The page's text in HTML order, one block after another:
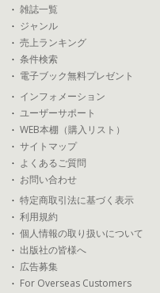
雑誌一覧
ジャンル
売上ランキング
条件検索
電子ブック無料プレゼント
インフォメーション
ユーザーサポート
WEB本棚（購入リスト）
サイトマップ
よくあるご質問
お問い合わせ
特定商取引法に基づく表示
利用規約
個人情報の取り扱いについて
出版社の皆様へ
広告募集
For Overseas Customers